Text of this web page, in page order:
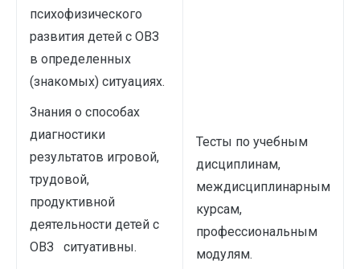
Тесты по учебным
дисциплинам,
междисциплинарным
курсам,
профессиональным
модулям.
психофизического
развития детей с ОВЗ
в определенных
(знакомых) ситуациях.
Знания о способах
диагностики
результатов игровой,
трудовой,
продуктивной
деятельности детей с
ОВЗ ситуативны.